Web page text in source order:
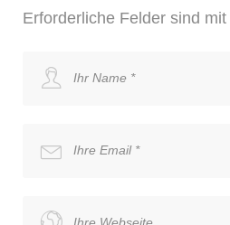
Erforderliche Felder sind mit